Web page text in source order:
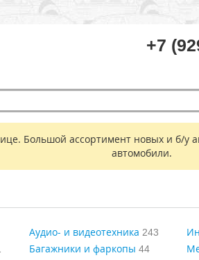
+7
Большой ассортимент новых и б/у
автомобили.
Аудио- и видеотехника 243
Багажники и фаркопы 44